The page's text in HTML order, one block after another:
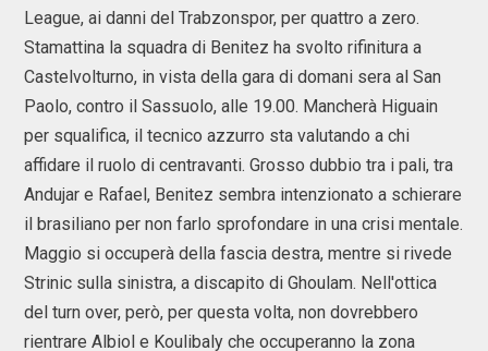
League, ai danni del Trabzonspor, per quattro a zero.
Stamattina la squadra di Benitez ha svolto rifinitura a
Castelvolturno, in vista della gara di domani sera al San
Paolo, contro il Sassuolo, alle 19.00. Mancherà Higuain
per squalifica, il tecnico azzurro sta valutando a chi
affidare il ruolo di centravanti. Grosso dubbio tra i pali, tra
Andujar e Rafael, Benitez sembra intenzionato a schierare
il brasiliano per non farlo sprofondare in una crisi mentale.
Maggio si occuperà della fascia destra, mentre si rivede
Strinic sulla sinistra, a discapito di Ghoulam. Nell'ottica
del turn over, però, per questa volta, non dovrebbero
rientrare Albiol e Koulibaly che occuperanno la zona